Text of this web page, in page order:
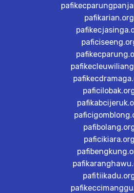
pafikarian.org
paficikiara.org